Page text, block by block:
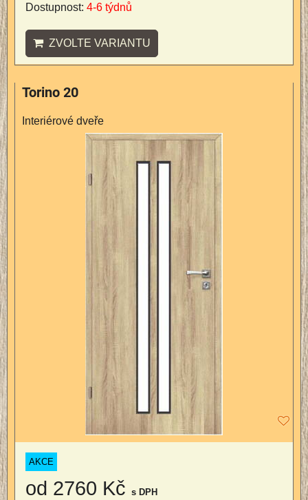
Dostupnost: 4-6 týdnů
ZVOLTE VARIANTU
Torino 20
Interiérové dveře
AKCE
od 2760 Kč s DPH